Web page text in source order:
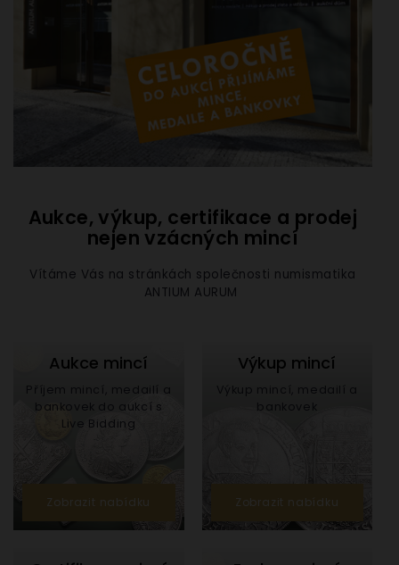
Aukce, výkup, certifikace a prodej
nejen vzácných mincí
Vítáme Vás na stránkách společnosti numismatika
ANTIUM AURUM
Aukce mincí
Příjem mincí, medailí a
bankovek do aukcí s
Live Bidding
Zobrazit nabídku
Výkup mincí
Výkup mincí, medailí a
bankovek
Zobrazit nabídku